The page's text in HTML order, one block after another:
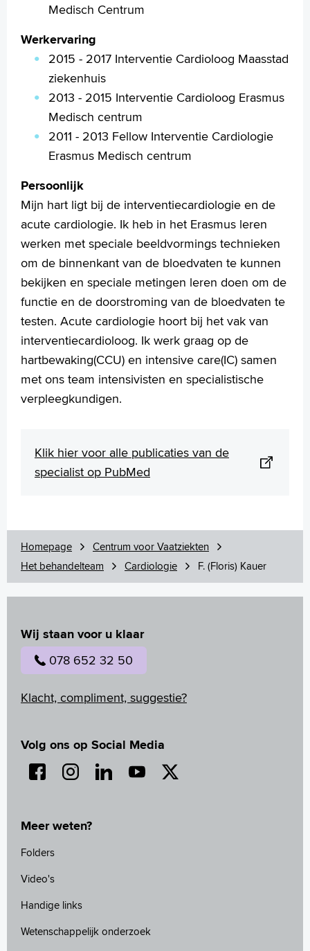
Medisch Centrum
Werkervaring
2015 - 2017 Interventie Cardioloog Maasstad
ziekenhuis
2013 - 2015 Interventie Cardioloog Erasmus
Medisch centrum
2011 - 2013 Fellow Interventie Cardiologie
Erasmus Medisch centrum
Persoonlijk
Mijn hart ligt bij de interventiecardiologie en de
acute cardiologie. Ik heb in het Erasmus leren
werken met speciale beeldvormings technieken
om de binnenkant van de bloedvaten te kunnen
bekijken en speciale metingen leren doen om de
functie en de doorstroming van de bloedvaten te
testen. Acute cardiologie hoort bij het vak van
interventiecardioloog. Ik werk graag op de
hartbewaking(CCU) en intensive care(IC) samen
met ons team intensivisten en specialistische
verpleegkundigen.
Klik hier voor alle publicaties van de
specialist op PubMed
Homepage
Centrum voor Vaatziekten
Het behandelteam
Cardiologie F. (Floris) Kauer
Wij staan voor u klaar
078 652 32 50
Klacht, compliment, suggestie?
Volg ons op Social Media
Meer weten?
Folders
Video's
Handige links
Wetenschappelijk onderzoek